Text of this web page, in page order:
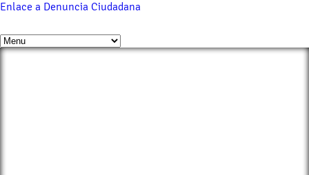
Enlace a Denuncia Ciudadana